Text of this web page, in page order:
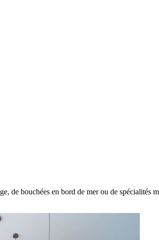
de bouchées en bord de mer ou de spécialités